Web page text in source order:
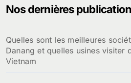
r
e
r
Nos dernières
Quelles sont les meilleures
Danang et quelles usines visiter
Vietnam